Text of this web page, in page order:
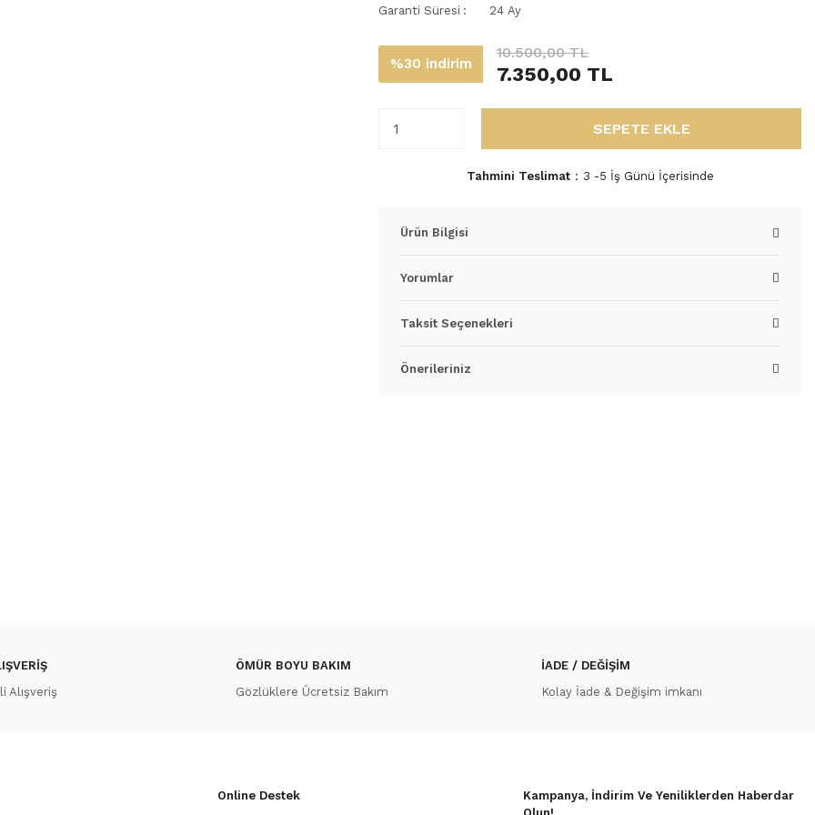
Garanti Süresi 24 Ay
%30 indirim
10.500,00 TL
7.350,00 TL
SEPETE EKLE
Tahmini Teslimat 3 -5 İş Günü İçerisinde
Ürün Bilgisi
Yorumlar
Taksit Seçenekleri
Önerileriniz
Alışveriş
ÖMÜR BOYU BAKIM
Gözlüklere Ücretsiz Bakım
İADE / DEĞİŞİM
Kolay İade & Değişim imkanı
Online Destek
Kampanya, İndirim Ve Yeniliklerden Haberdar